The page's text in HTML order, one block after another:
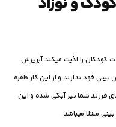
را اذیت میکند آبریزش
خود ندارند و از این کار طفره
فرزند شما نیز آبکی شده و این
مبتلا ميباشد.